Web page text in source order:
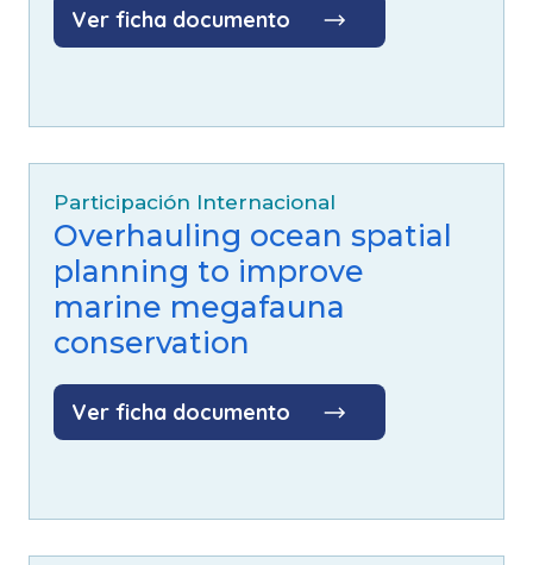
Ver ficha documento
Participación Internacional
Overhauling ocean spatial
planning to improve
marine megafauna
conservation
Ver ficha documento